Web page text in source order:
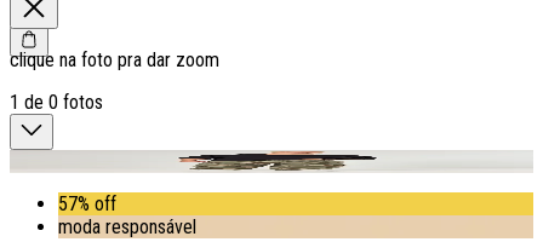
clique na foto pra dar zoom
1 de 0 fotos
57% off
moda responsável